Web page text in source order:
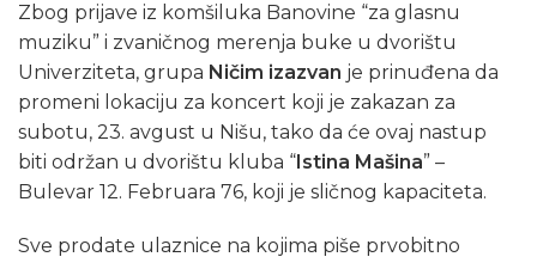
Zbog prijave iz komšiluka Banovine “za glasnu
muziku” i zvaničnog merenja buke u dvorištu
Univerziteta, grupa Ničim izazvan je prinuđena da
promeni lokaciju za koncert koji je zakazan za
subotu, 23. avgust u Nišu, tako da će ovaj nastup
biti održan u dvorištu kluba “Istina Mašina” –
Bulevar 12. Februara 76, koji je sličnog kapaciteta.
Sve prodate ulaznice na kojima piše prvobitno